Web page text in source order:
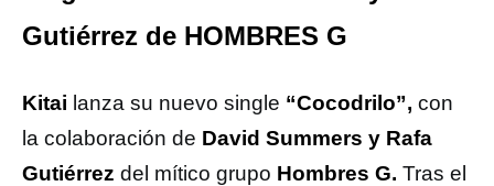
Gutiérrez de HOMBRES G
Kitai lanza su nuevo single “Cocodrilo”, con
la colaboración de David Summers y Rafa
Gutiérrez del mítico grupo Hombres G. Tras el